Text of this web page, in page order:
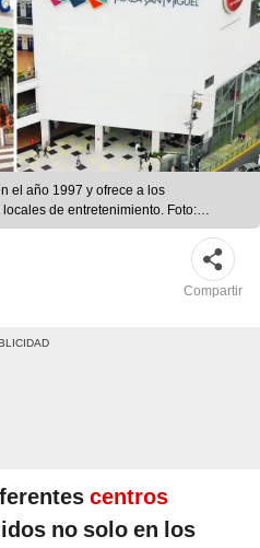
el año 1997 y ofrece a los
de entretenimiento. Foto:
de YouTube/Kike Llinas
Compartir
centros
no solo en los